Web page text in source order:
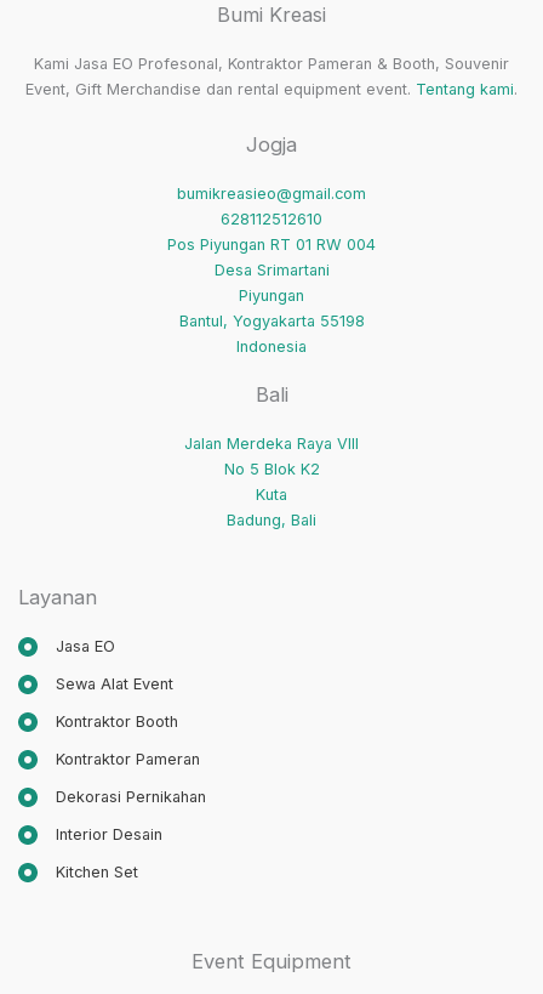
dan
Bumi Kreasi
Kami Jasa EO Profesonal, Kontraktor Pameran & Booth, Souvenir
Event, Gift Merchandise dan rental equipment event. Tentang kami.
Jogja
bumikreasieo@gmail.com
628112512610
Pos Piyungan RT 01 RW 004
Desa Srimartani
Piyungan
Bantul, Yogyakarta 55198
Indonesia
Bali
Jalan Merdeka Raya VIII
No 5 Blok K2
Kuta
Badung, Bali
Layanan
Jasa EO
Sewa Alat Event
Kontraktor Booth
Kontraktor Pameran
Dekorasi Pernikahan
Interior Desain
Kitchen Set
Event Equipment